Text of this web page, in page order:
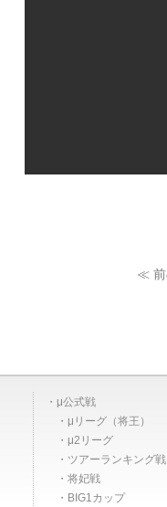
≪ 前
μ公式戦
μリーグ（将王）
μ2リーグ
ツアーランキング
将妃戦
BIG1カップ